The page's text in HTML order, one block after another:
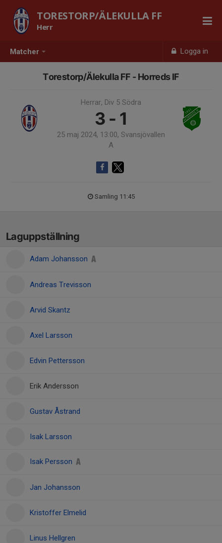
Matcher Logga in
TORESTORP/ÄLEKULLA FF
Herr
Torestorp/Älekulla FF - Horreds IF
Herrar, Div 5 Södra
3 - 1
25 maj 2024, 13:00, Svansjövallen
A
Samling 11:45
Laguppställning
Adam Johansson
Andreas Trevisson
Arvid Skantz
Axel Larsson
Edvin Pettersson
Erik Andersson
Gustav Åstrand
Isak Larsson
Isak Persson
Jan Johansson
Kristoffer Elmelid
Linus Hellgren